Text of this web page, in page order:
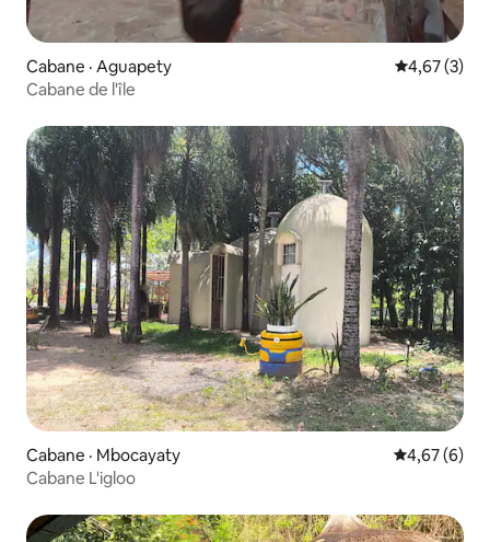
Cabane · Aguapety Note
4,67 (3)
Cabane de l'île
Cabane · Mbocayaty Note
4,67 (6)
Cabane L'igloo